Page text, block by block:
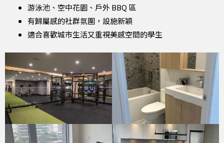
游泳池、空中花園、戶外 BBQ 區
有歸屬感的社群氛圍，設施新穎
適合喜歡城市生活又重視美感空間的學生